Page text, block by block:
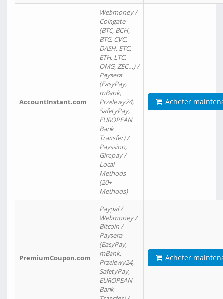
AccountInstant.com
Webmoney /
Coingate
(BTC, BCH,
BTG, CVC,
DASH, ETC,
ETH, LTC,
OMG, ZEC…) /
Paysera
(EasyPay,
mBank,
Przelewy24,
SafetyPay,
EUROPEAN
Bank
Transfer) /
Payssion,
Giropay /
Local
Methods
(20+
Methods)
Acheter
PremiumCoupon.com
Paypal /
Webmoney /
Bitcoin /
Paysera
(EasyPay,
mBank,
Przelewy24,
SafetyPay,
EUROPEAN
Bank
Acheter